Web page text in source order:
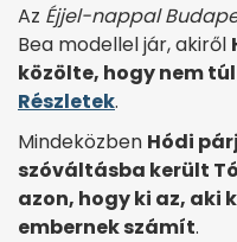
Az Éjjel-nappal
Bea modellel jár, akiről
közölte, hogy nem
Részletek.
Mindeközben Hódi
szóváltásba került
azon, hogy ki az, aki
embernek számít.